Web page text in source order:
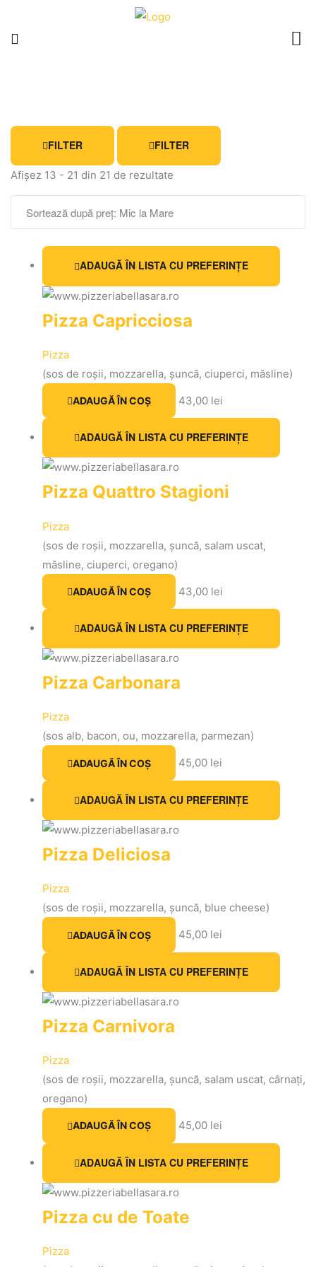
FILTER FILTER
Afișez 13 - 21 din 21 de rezultate
ADAUGĂ ÎN LISTA CU PREFERINȚE
Pizza Capricciosa
Pizza
(sos de roșii, mozzarella, șuncă, ciuperci, măsline)
ADAUGĂ ÎN COȘ 43,00 lei
ADAUGĂ ÎN LISTA CU PREFERINȚE
Pizza Quattro Stagioni
Pizza
(sos de roșii, mozzarella, șuncă, salam uscat,
măsline, ciuperci, oregano)
ADAUGĂ ÎN COȘ 43,00 lei
ADAUGĂ ÎN LISTA CU PREFERINȚE
Pizza Carbonara
Pizza
(sos alb, bacon, ou, mozzarella, parmezan)
ADAUGĂ ÎN COȘ 45,00 lei
ADAUGĂ ÎN LISTA CU PREFERINȚE
Pizza Deliciosa
Pizza
(sos de roșii, mozzarella, șuncă, blue cheese)
ADAUGĂ ÎN COȘ 45,00 lei
ADAUGĂ ÎN LISTA CU PREFERINȚE
Pizza Carnivora
Pizza
(sos de roșii, mozzarella, șuncă, salam uscat, cârnați,
oregano)
ADAUGĂ ÎN COȘ 45,00 lei
ADAUGĂ ÎN LISTA CU PREFERINȚE
Pizza cu de Toate
Pizza